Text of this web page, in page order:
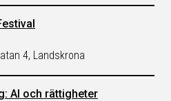
4, Landskrona
AI och rättigheter